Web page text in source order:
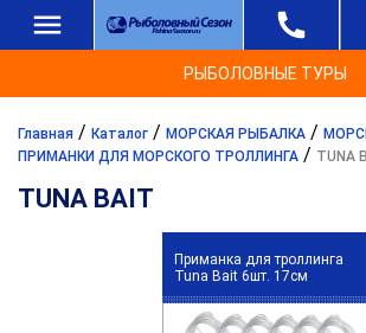
РЫБОЛОВНЫЕ ТУРЫ
Главная / Каталог / МОРСКАЯ РЫБАЛКА /
ПРИМАНКИ ДЛЯ МОРСКОГО ТРОЛЛИНГА / TUNA
TUNA BAIT
Приманка для троллинга
Tuna Bait 6шт. 17см